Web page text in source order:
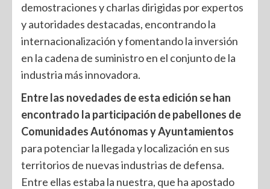
demostraciones y charlas dirigidas por expertos
y autoridades destacadas, encontrando la
internacionalización y fomentando la inversión
en la cadena de suministro en el conjunto de la
industria más innovadora.
Entre las novedades de esta edición se han
encontrado la participación de pabellones de
Comunidades Autónomas y Ayuntamientos
para potenciar la llegada y localización en sus
territorios de nuevas industrias de defensa.
Entre ellas estaba la nuestra, que ha apostado